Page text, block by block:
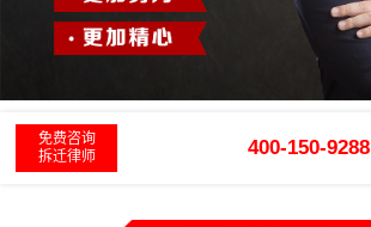
免费咨询
拆迁律师
400-150-